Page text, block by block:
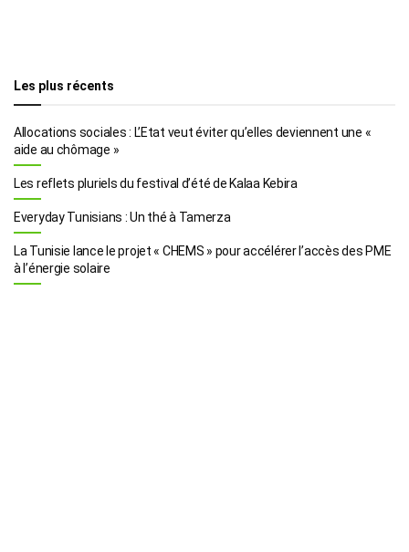
Les plus récents
Allocations sociales : L’Etat veut éviter qu’elles deviennent une «
aide au chômage »
Les reflets pluriels du festival d’été de Kalaa Kebira
Everyday Tunisians : Un thé à Tamerza
La Tunisie lance le projet « CHEMS » pour accélérer l’accès des PME
à l’énergie solaire